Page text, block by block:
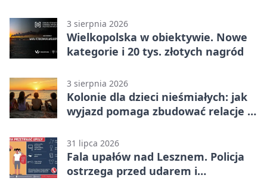
3 sierpnia 2026
Wielkopolska w obiektywie. Nowe
kategorie i 20 tys. złotych nagród
3 sierpnia 2026
Kolonie dla dzieci nieśmiałych: jak
wyjazd pomaga zbudować relacje z
31 lipca 2026
Fala upałów nad Lesznem. Policja
ostrzega przed udarem i